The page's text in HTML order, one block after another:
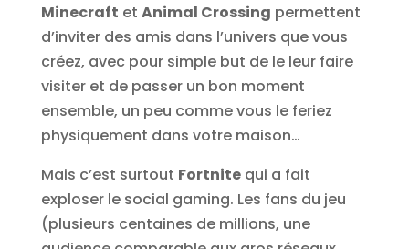
Minecraft et Animal Crossing permettent
d’inviter des amis dans l’univers que vous
créez, avec pour simple but de le leur faire
visiter et de passer un bon moment
ensemble, un peu comme vous le feriez
physiquement dans votre maison…
Mais c’est surtout Fortnitequi a fait
exploser le social gaming. Les fans du jeu
(plusieurs centaines de millions, une